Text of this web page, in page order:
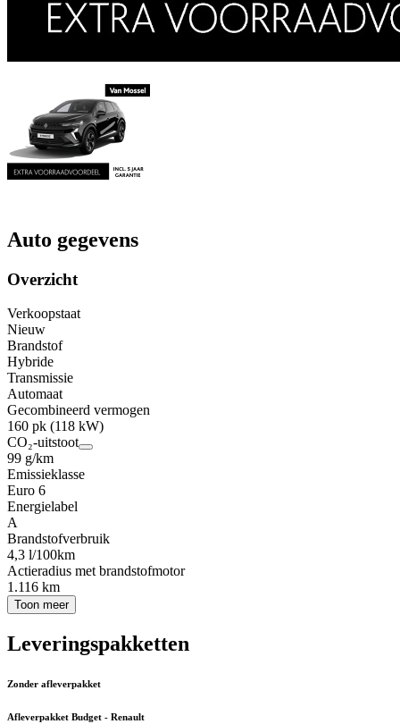
Auto gegevens
Overzicht
Verkoopstaat
Nieuw
Brandstof
Hybride
Transmissie
Automaat
Gecombineerd vermogen
160 pk (118 kW)
CO₂-uitstoot
99 g/km
Emissieklasse
Euro 6
Energielabel
A
Brandstofverbruik
4,3 l/100km
Actieradius met brandstofmotor
1.116 km
Toon meer
Leveringspakketten
Zonder afleverpakket
Afleverpakket Budget - Renault